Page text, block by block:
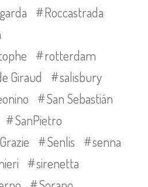
Roccastrada
rotterdam
Giraud
salisbury
San Sebastián
SanPietro
Senlis
senna
sirenetta